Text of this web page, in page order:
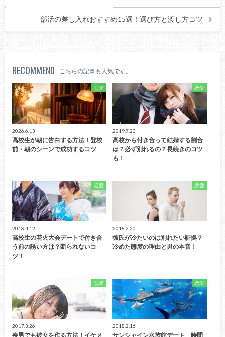
部活の差し入れおすすめ15選！選び方と渡し方コツ
RECOMMEND こちらの記事も人気です。
恋愛
2026.6.13
高校生が朝に告白する方法！登校
前・朝のシーンで成功するコツ
恋愛
2019.7.23
高校から付き合って結婚する割合
は？必ず別れるの？長続きのコツ
も！
恋愛
2018.4.12
高校生の花火大会デートで付き合
う前の誘い方は？断られないコ
ツ！
恋愛
2018.2.20
彼氏が冷たいのは別れたい証拠？
冷めた態度の理由と男の本音！
恋愛
2017.3.26
喪男でも彼女を作る方法！イケメ
恋愛
2018.2.16
サンシャイン水族館デート 時間